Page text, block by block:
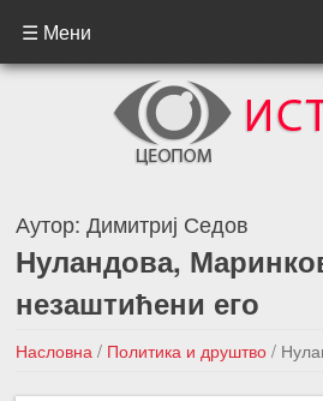
☰ Мени
Аутор:Димитриј Седов
Нуландова,
незаштићени его
Насловна / Политика и друштво /
незаштићени его